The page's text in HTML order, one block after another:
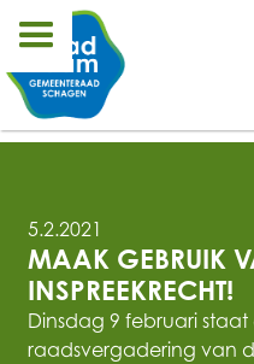
5.2.2021
MAAK GEBRUIK
INSPREEKRECHT!
Dinsdag 9 februari staat
raadsvergadering van